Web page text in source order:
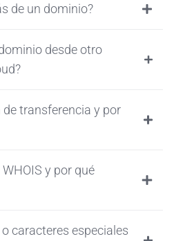
de un dominio?
desde otro
de transferencia y por
y por qué
caracteres especiales